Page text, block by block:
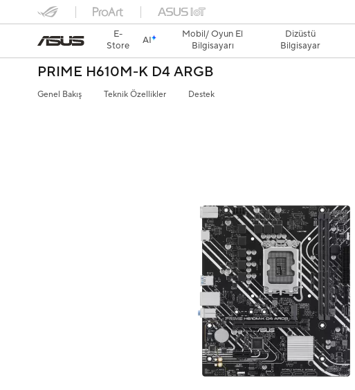
E-
Store
AI
Mobil/ Oyun El
Bilgisayarı
Dizüstü
Bilgisayar
PRIME H610M-K D4 ARGB
Genel Bakış Teknik Özellikler Destek